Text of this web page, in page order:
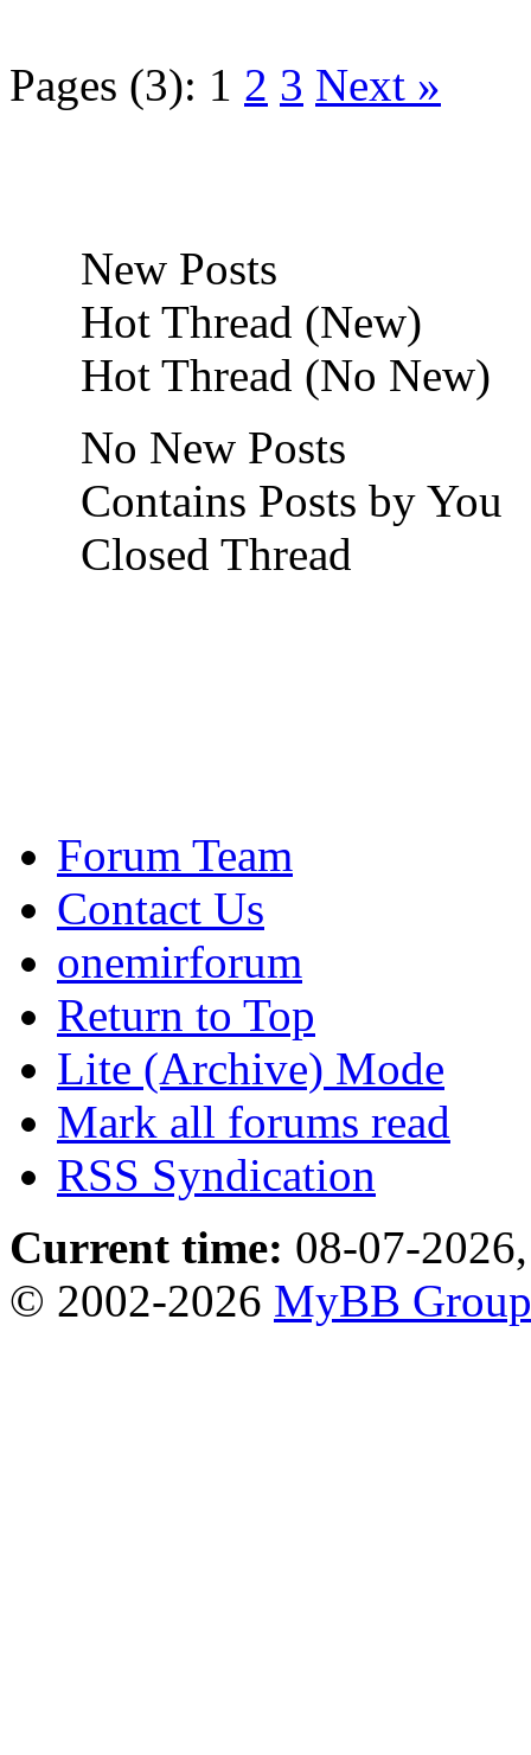
Pages (3): 1 2 3 Next »
New Posts
Hot Thread (New)
Hot Thread (No New)
No New Posts
Contains Posts by You
Closed Thread
Forum Team
Contact Us
onemirforum
Return to Top
Lite (Archive) Mode
Mark all forums read
RSS Syndication
Current time: 08-07-
© 2002-2026 MyBB Group